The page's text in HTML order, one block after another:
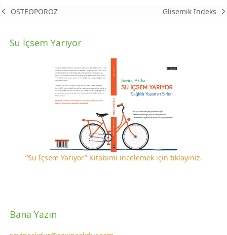
previous
OSTEOPOROZ
next
Glisemik İndeks
Su İçsem Yarıyor
“Su İçsem Yarıyor” Kitabımı incelemek için tıklayınız.
Bana Yazın